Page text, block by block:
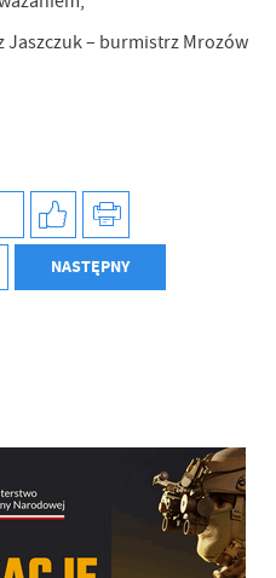
Jaszczuk – burmistrz Mrozów
NASTĘPNY